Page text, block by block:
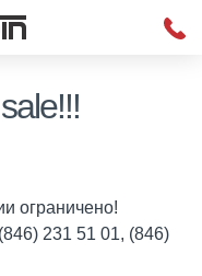
ограничено!
231 51 01, (846)